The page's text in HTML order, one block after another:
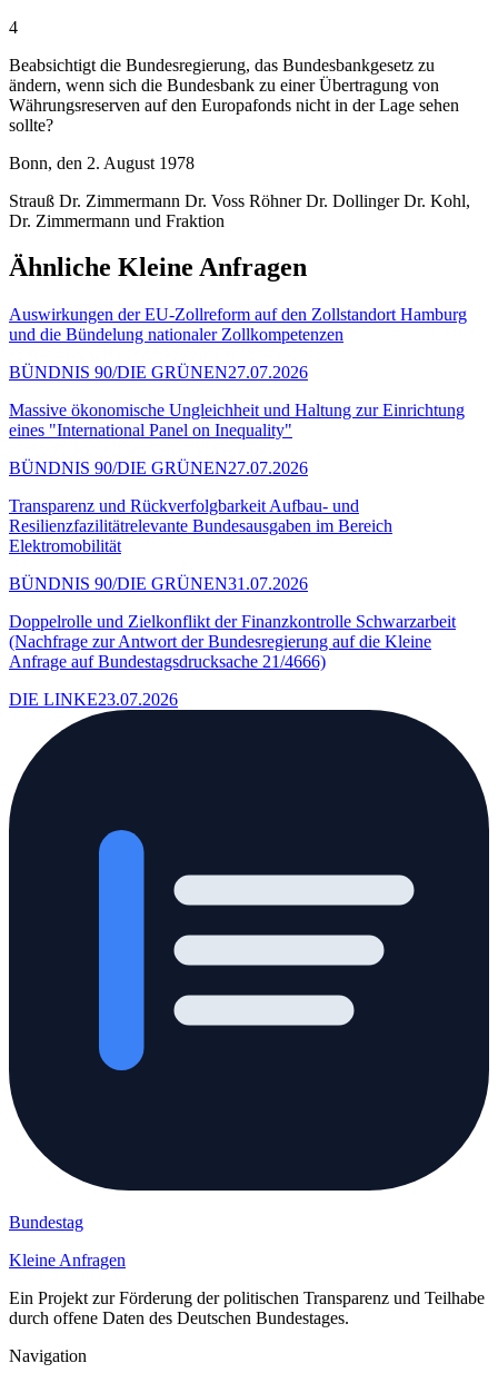
4
Beabsichtigt die Bundesregierung, das Bundesbankgesetz zu
ändern, wenn sich die Bundesbank zu einer Übertragung von
Währungsreserven auf den Europafonds nicht in der Lage sehen
sollte?
Bonn, den 2. August 1978
Strauß Dr. Zimmermann Dr. Voss Röhner Dr. Dollinger Dr. Kohl,
Dr. Zimmermann und Fraktion
Ähnliche Kleine Anfragen
Auswirkungen der EU-Zollreform auf den Zollstandort Hamburg
und die Bündelung nationaler Zollkompetenzen
BÜNDNIS 90/DIE GRÜNEN27.07.2026
Massive ökonomische Ungleichheit und Haltung zur Einrichtung
eines "International Panel on Inequality"
BÜNDNIS 90/DIE GRÜNEN27.07.2026
Transparenz und Rückverfolgbarkeit Aufbau- und
Resilienzfazilitätrelevante Bundesausgaben im Bereich
Elektromobilität
BÜNDNIS 90/DIE GRÜNEN31.07.2026
Doppelrolle und Zielkonflikt der Finanzkontrolle Schwarzarbeit
(Nachfrage zur Antwort der Bundesregierung auf die Kleine
Anfrage auf Bundestagsdrucksache 21/4666)
DIE LINKE23.07.2026
Bundestag
Kleine Anfragen
Ein Projekt zur Förderung der politischen Transparenz und Teilhabe
durch offene Daten des Deutschen Bundestages.
Navigation